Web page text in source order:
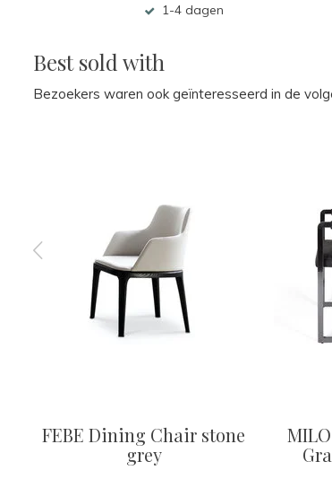
1-4 dagen
Best sold with
Bezoekers waren ook geïnteresseerd in de
FEBE Dining Chair stone
grey